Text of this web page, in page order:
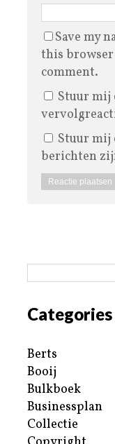
Save my
this
comment.
Stuur mij
Stuur mij
berichten
Categories
Berts
Booij
Bulkboek
Businessplan
Collectie